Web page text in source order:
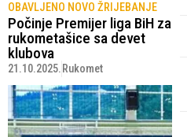
OBAVLJENO NOVO ŽRIJEBANJE
Počinje Premijer liga BiH za
rukometašice sa devet
klubova
21.10.2025. Rukomet